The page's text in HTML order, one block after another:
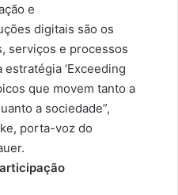
e
digitais são os
serviços e processos
‘Exceeding
que movem tanto a
a sociedade”,
porta-voz do